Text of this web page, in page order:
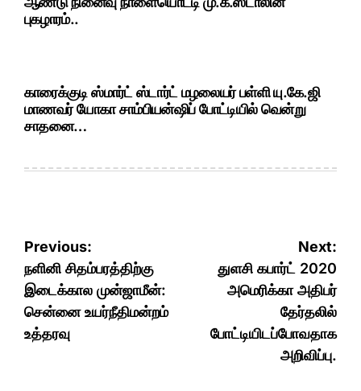
புகழாரம்..
காரைக்குடி ஸ்மார்ட் ஸ்டார்ட் மழலையர் பள்ளி யு.கே.ஜி
மாணவர் யோகா சாம்பியன்ஷிப் போட்டியில் வென்று
சாதனை…
Post
navigation
Previous:
நளினி சிதம்பரத்திற்கு
இடைக்கால முன்ஜாமீன்:
சென்னை உயர்நீதிமன்றம்
உத்தரவு
Next:
துளசி கபார்ட் 2020
அமெரிக்கா அதிபர்
தேர்தலில்
போட்டியிடப்போவதாக
அறிவிப்பு.